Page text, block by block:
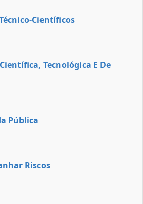
Científicos
Tecnológica E De
Pública
Riscos